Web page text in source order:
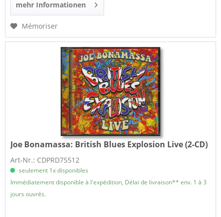
mehr Informationen
Mémoriser
Joe Bonamassa: British Blues Explosion Live (2-CD)
Art-Nr.: CDPRD75512
seulement 1x disponibles
Immédiatement disponible à l'expédition, Délai de livraison** env. 1 à 3
jours ouvrés.